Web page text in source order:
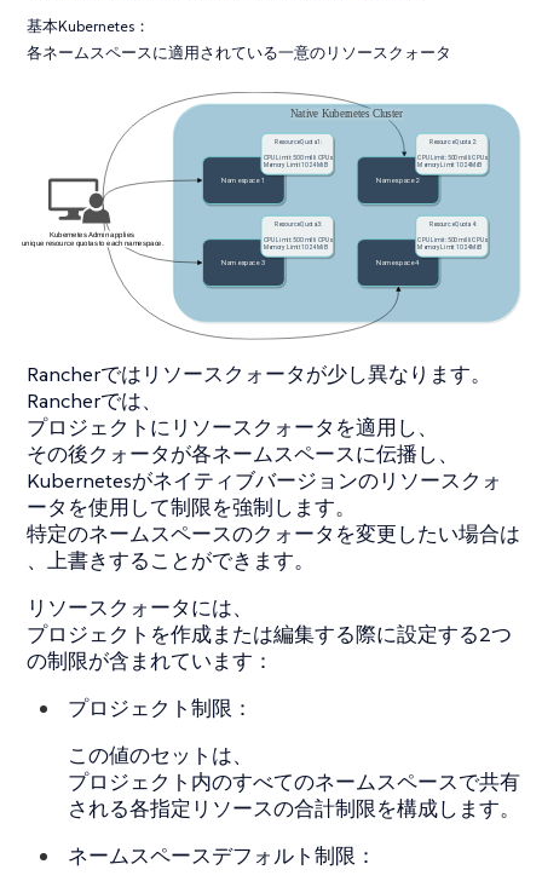
基本Kubernetes：
各ネームスペースに適用されている一意のリソースクォータ
Rancherではリソースクォータが少し異なります。
Rancherでは、
プロジェクトにリソースクォータを適用し、
その後クォータが各ネームスペースに伝播し、
Kubernetesがネイティブバージョンのリソースクォ
ータを使用して制限を強制します。
特定のネームスペースのクォータを変更したい場合は
、上書きすることができます。
リソースクォータには、
プロジェクトを作成または編集する際に設定する2つ
の制限が含まれています：
プロジェクト制限：
この値のセットは、
プロジェクト内のすべてのネームスペースで共有
される各指定リソースの合計制限を構成します。
ネームスペースデフォルト制限：